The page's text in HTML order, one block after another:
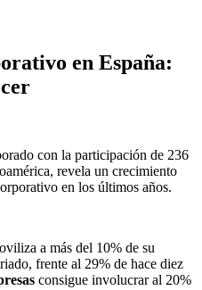
en España:
con la participación de 236
revela un crecimiento
en los últimos años.
a más del 10% de su
frente al 29% de hace diez
consigue involucrar al 20%